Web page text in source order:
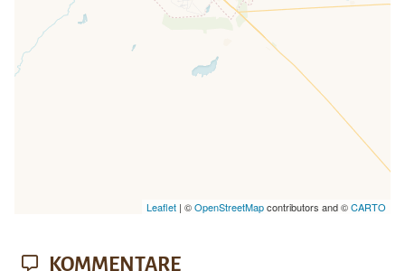
Leaflet| ©OpenStreetMapcontributors and ©CARTO
KOMMENTARE